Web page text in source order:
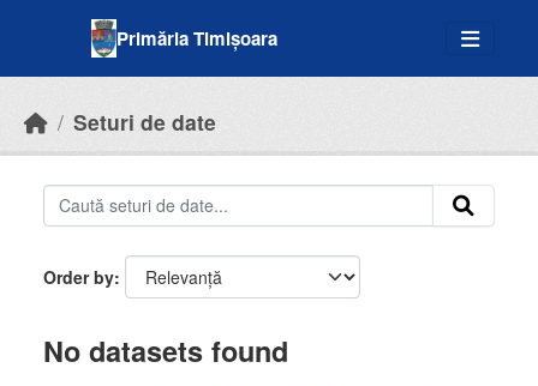
Primăria Timișoara
Seturi de date
Order by
No datasets found